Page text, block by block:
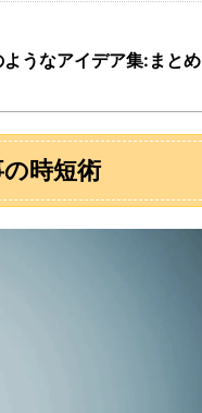
うなアイデア集:まとめ
の時短術